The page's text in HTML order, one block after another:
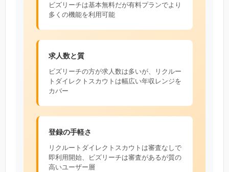
ビズリーチは基本無料だが有料プランでより
多くの機能を利用可能
求人数と質
ビズリーチの方が求人数は多いが、リクルー
トダイレクトスカウトは幅広い年収レンジを
カバー
登録の手軽さ
リクルートダイレクトスカウトは審査なしで
即利用開始、ビズリーチは審査があるが質の
高いユーザー層